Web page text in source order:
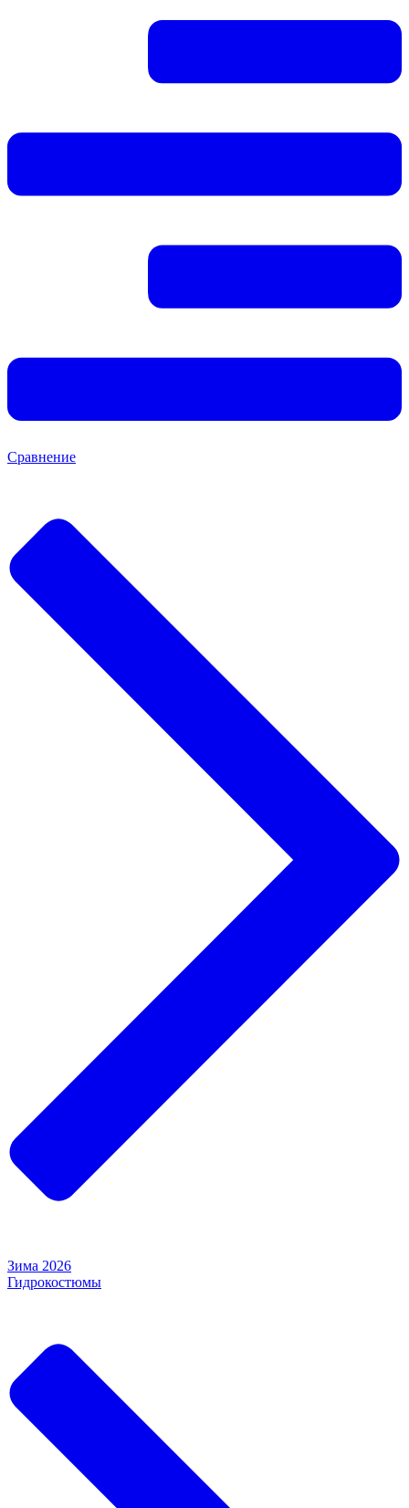
Сравнение
Зима 2026
Гидрокостюмы